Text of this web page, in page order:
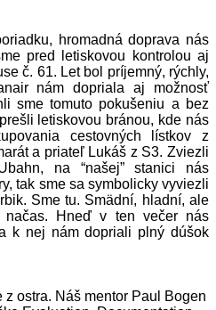
hromadná doprava nás
pred letiskovou kontrolou aj
č. 61. Let bol príjemný, rýchly,
nám dopriala aj možnosť
sme tomuto pokušeniu a bez
letiskovou bránou, kde nás
cestovných lístkov z
a priateľ Lukáš z S3. Zviezli
na “našej” stanici nás
tak sme sa symbolicky vyviezli
Sme tu. Smädní, hladní, ale
Hneď v ten večer nás
k nej nám dopriali plný dúšok
ostra. Náš mentor Paul Bogen